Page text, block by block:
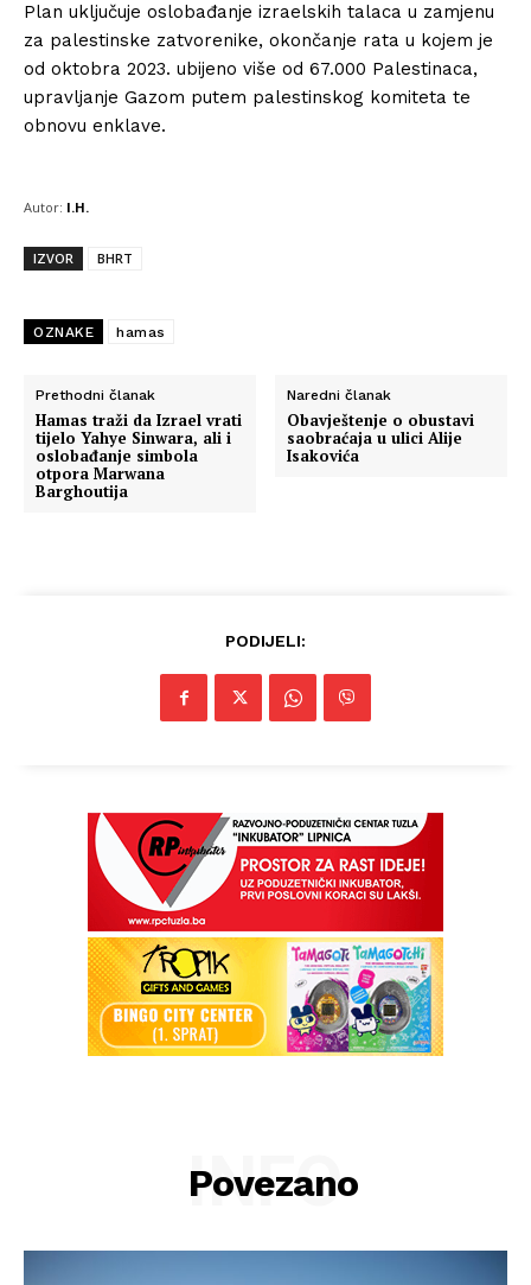
Plan uključuje oslobađanje izraelskih talaca u zamjenu
za palestinske zatvorenike, okončanje rata u kojem je
od oktobra 2023. ubijeno više od 67.000 Palestinaca,
upravljanje Gazom putem palestinskog komiteta te
obnovu enklave.
Autor: I.H.
IZVOR BHRT
OZNAKE hamas
Prethodni članak
Hamas traži da Izrael vrati
tijelo Yahye Sinwara, ali i
oslobađanje simbola
otpora Marwana
Barghoutija
Naredni članak
Obavještenje o obustavi
saobraćaja u ulici Alije
Isakovića
PODIJELI:
Povezano
INFO